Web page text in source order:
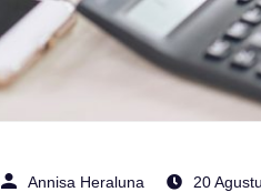
Annisa Heraluna 20